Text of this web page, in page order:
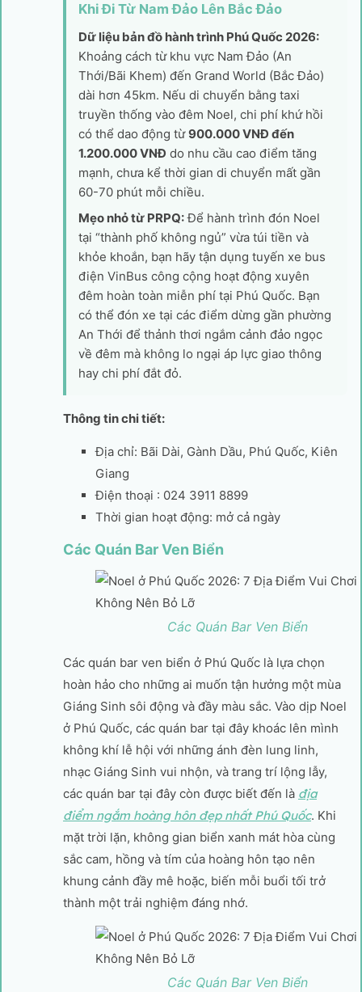
Khi Đi Từ Nam Đảo Lên Bắc Đảo
Dữ liệu bản đồ hành trình Phú Quốc 2026:
Khoảng cách từ khu vực Nam Đảo (An
Thới/Bãi Khem) đến Grand World (Bắc Đảo)
dài hơn 45km. Nếu di chuyển bằng taxi
truyền thống vào đêm Noel, chi phí khứ hồi
có thể dao động từ900.000 VNĐ đến
1.200.000 VNĐ do nhu cầu cao điểm tăng
mạnh, chưa kể thời gian di chuyển mất gần
60-70 phút mỗi chiều.
Mẹo nhỏ từ PRPQ:Để hành trình đón Noel
tại “thành phố không ngủ” vừa túi tiền và
khỏe khoắn, bạn hãy tận dụng tuyến xe bus
điện VinBus công cộng hoạt động xuyên
đêm hoàn toàn miễn phí tại Phú Quốc. Bạn
có thể đón xe tại các điểm dừng gần phường
An Thới để thảnh thơi ngắm cảnh đảo ngọc
về đêm mà không lo ngại áp lực giao thông
hay chi phí đắt đỏ.
Thông tin chi tiết:
Địa chỉ: Bãi Dài, Gành Dầu, Phú Quốc, Kiên
Giang
Điện thoại : 024 3911 8899
Thời gian hoạt động: mở cả ngày
Các Quán Bar Ven Biển
Các Quán Bar Ven Biển
Các quán bar ven biển ở Phú Quốc là lựa chọn
hoàn hảo cho những ai muốn tận hưởng một mùa
Giáng Sinh sôi động và đầy màu sắc. Vào dịp Noel
ở Phú Quốc, các quán bar tại đây khoác lên mình
không khí lễ hội với những ánh đèn lung linh,
nhạc Giáng Sinh vui nhộn, và trang trí lộng lẫy,
các quán bar tại đây còn được biết đến là địa
điểm ngắm hoàng hôn đẹp nhất Phú Quốc. Khi
mặt trời lặn, không gian biển xanh mát hòa cùng
sắc cam, hồng và tím của hoàng hôn tạo nên
khung cảnh đầy mê hoặc, biến mỗi buổi tối trở
thành một trải nghiệm đáng nhớ.
Các Quán Bar Ven Biển